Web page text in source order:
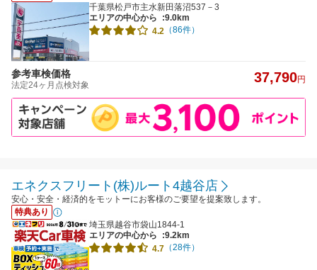
千葉県松戸市主水新田落沼537－3
エリアの中心から
:9.0km
4.2 （86件）
参考車検価格
法定24ヶ月点検対象 37,790円
エネクスフリート(株)ルート4越谷店
安心・安全・経済的をモットーにお客様のご要望を提案致します。
特典あり
埼玉県越谷市袋山1844-1
エリアの中心から
:9.2km
4.7 （28件）